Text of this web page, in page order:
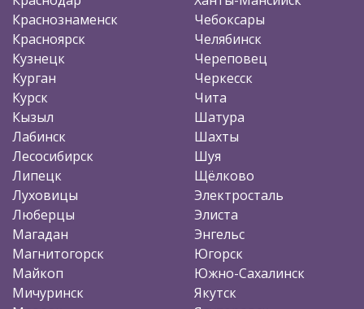
Краснознаменск
Красноярск
Кузнецк
Курган
Курск
Кызыл
Лабинск
Лесосибирск
Липецк
Луховицы
Люберцы
Магадан
Магнитогорск
Майкоп
Мичуринск
Чебоксары
Челябинск
Череповец
Черкесск
Чита
Шатура
Шахты
Шуя
Щёлково
Электросталь
Элиста
Энгельс
Югорск
Южно-Сахалинск
Якутск